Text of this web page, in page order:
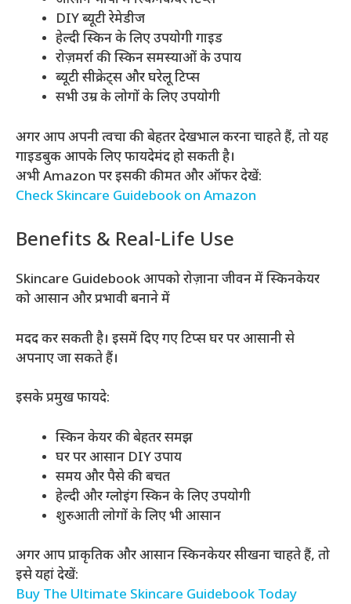
DIY ब्यूटी रेमेडीज
हेल्दी स्किन के लिए उपयोगी गाइड
रोज़मर्रा की स्किन समस्याओं के उपाय
ब्यूटी सीक्रेट्स और घरेलू टिप्स
सभी उम्र के लोगों के लिए उपयोगी
अगर आप अपनी त्वचा की बेहतर देखभाल करना चाहते हैं, तो यह
गाइडबुक आपके लिए फायदेमंद हो सकती है।
अभी Amazon पर इसकी कीमत और ऑफर देखें:
Check Skincare Guidebook on Amazon
Benefits & Real-Life Use
Skincare Guidebook आपको रोज़ाना जीवन में स्किनकेयर
को आसान और प्रभावी बनाने में
मदद कर सकती है। इसमें दिए गए टिप्स घर पर आसानी से
अपनाए जा सकते हैं।
इसके प्रमुख फायदे:
स्किन केयर की बेहतर समझ
घर पर आसान DIY उपाय
समय और पैसे की बचत
हेल्दी और ग्लोइंग स्किन के लिए उपयोगी
शुरुआती लोगों के लिए भी आसान
अगर आप प्राकृतिक और आसान स्किनकेयर सीखना चाहते हैं, तो
इसे यहां देखें:
Buy The Ultimate Skincare Guidebook Today